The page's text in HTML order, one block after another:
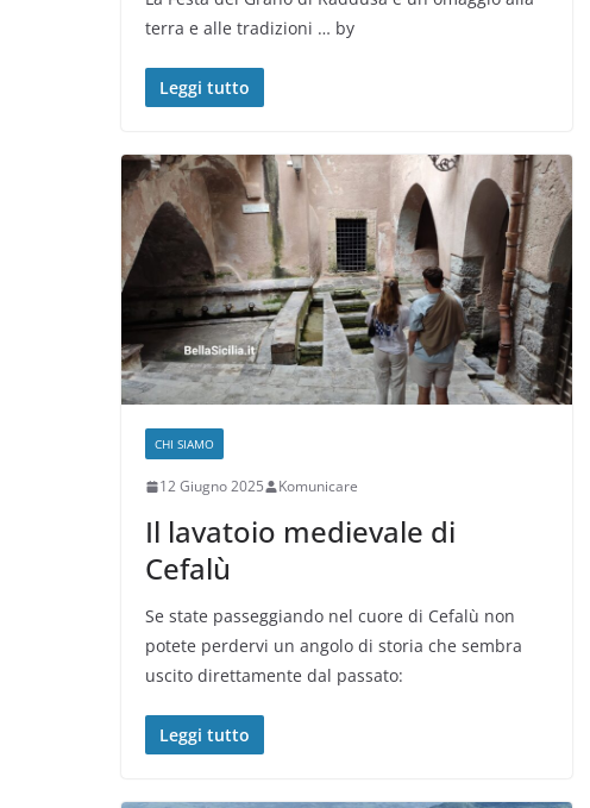
terra e alle tradizioni … by
Leggi tutto
CHI SIAMO
12 Giugno 2025 Komunicare
Il lavatoio medievale di
Cefalù
Se state passeggiando nel cuore di Cefalù non
potete perdervi un angolo di storia che sembra
uscito direttamente dal passato:
Leggi tutto